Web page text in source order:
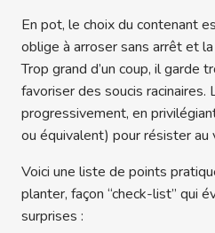
En pot, le choix du contenant
oblige à arroser sans arrêt et
Trop grand d’un coup, il garde
favoriser des soucis racinaires.
progressivement, en
ou équivalent) pour résister
Voici une liste de points
planter, façon “check-list” qui
surprises :